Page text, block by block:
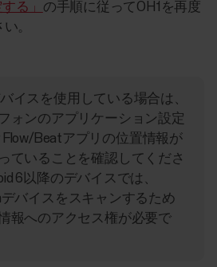
る」 の手順に従ってOH1を再度
。
イスを使用している場合は、
ォンのアプリケーション設定
Flow/Beatアプリの位置情報が
ていることを確認してくださ
6以降のデバイスでは、
バイスをスキャンするため
報へのアクセス権が必要で